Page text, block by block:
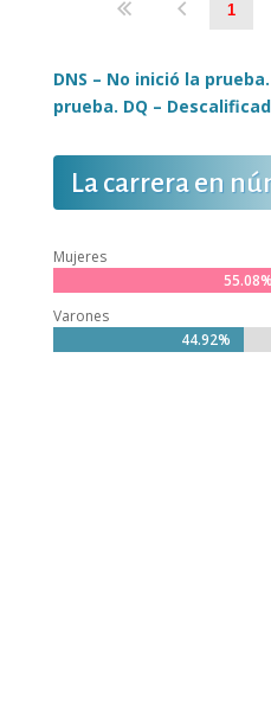
1
DNS – No inició la
prueba. DQ –
La carrera en
Mujeres
55.08%
55.08%
Varones
44.92%
44.92%